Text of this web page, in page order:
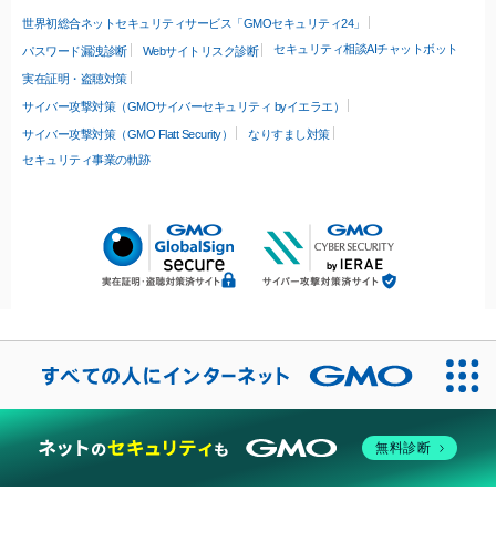
世界初総合ネットセキュリティサービス「GMOセキュリティ24」
パスワード漏洩診断 Webサイトリスク診断 セキュリティ相談AIチャットボット
実在証明・盗聴対策
サイバー攻撃対策（GMOサイバーセキュリティ byイエラエ）
サイバー攻撃対策（GMO Flatt Security）
なりすまし対策
セキュリティ事業の軌跡
無料診断